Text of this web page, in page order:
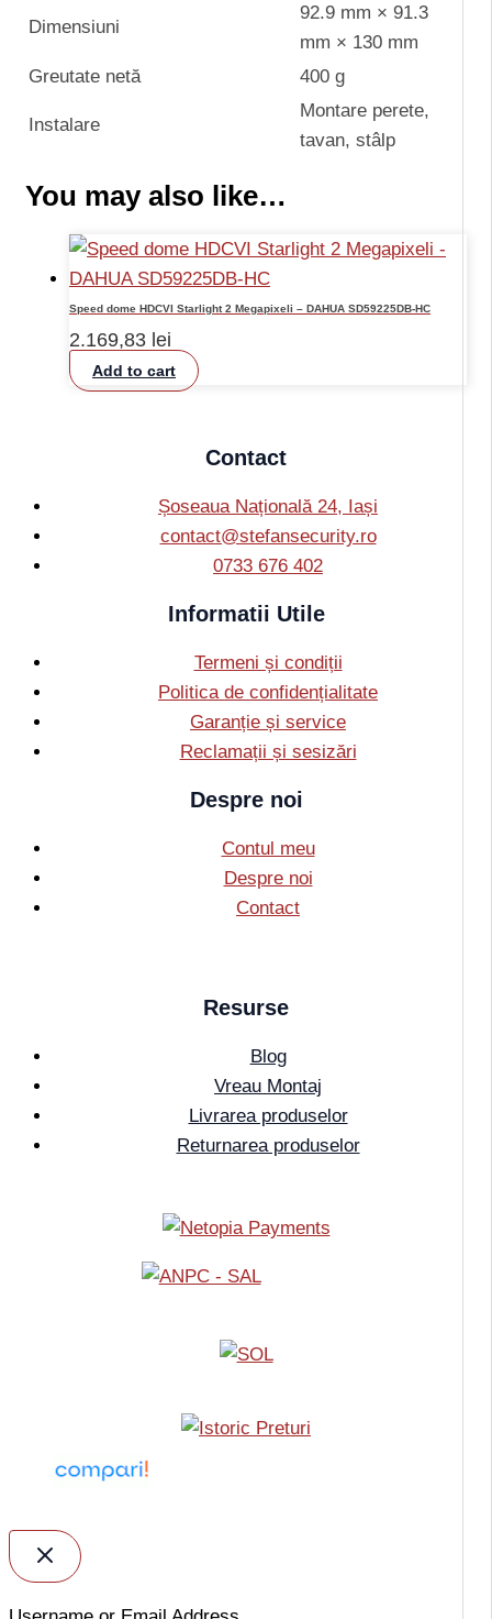
Dimensiuni
92.9 mm × 91.3
mm × 130 mm
Greutate netă
400 g
Instalare
Montare perete,
tavan, stâlp
You may also like…
Speed dome HDCVI Starlight 2 Megapixeli – DAHUA SD59225DB-HC
2.169,83 lei
Add to cart
Contact
Șoseaua Națională 24, Iași
contact@stefansecurity.ro
0733 676 402
Informatii Utile
Termeni și condiții
Politica de confidențialitate
Garanție și service
Reclamații și sesizări
Despre noi
Contul meu
Despre noi
Contact
Resurse
Blog
Vreau Montaj
Livrarea produselor
Returnarea produselor